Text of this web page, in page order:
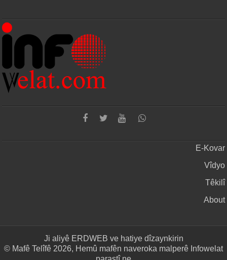
E-Kovar
Vîdyo
Têkilî
About
Ji aliyê ERDWEB ve hatiye dîzaynkirin
© Mafê Telîfê 2026, Hemû mafên naveroka malperê Infowelat